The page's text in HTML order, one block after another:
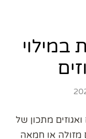
במילוי
מתכון של
הרכיבים – 200 גרם מזולה או חמאה